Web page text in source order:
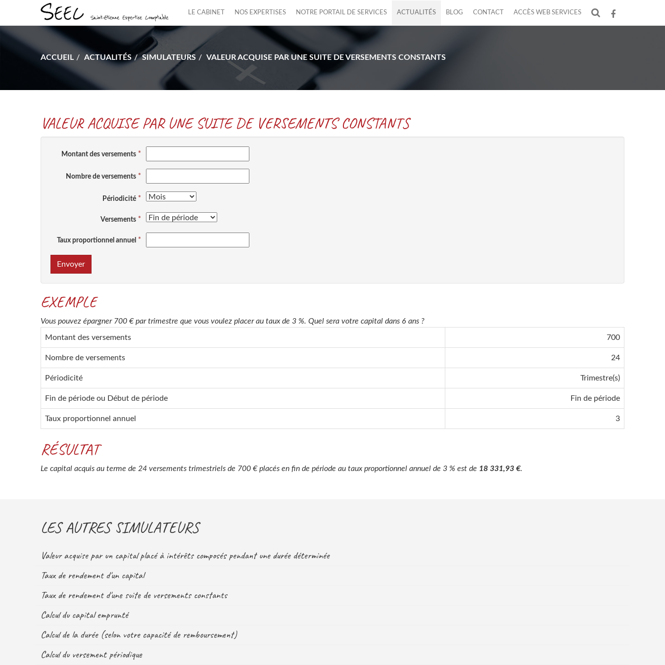
LE CABINET NOS EXPERTISES NOTRE PORTAIL DE SERVICES ACTUALITÉS BLOG CONTACT ACCÈS WEB SERVICES F
ACCUEIL ACTUALITÉS SIMULATEURS VALEUR ACQUISE PAR UNE SUITE DE VERSEMENTS CONSTANTS
VALEUR ACQUISE PAR UNE SUITE DE VERSEMENTS CONSTANTS
Montant des versements
Nombre de versements
Périodicité
Versements
Taux proportionnel annuel
Envoyer
EXEMPLE
Vous pouvez épargner 700 € par trimestre que vous voulez placer au taux de 3 %. Quel sera votre capital dans 6 ans ?
Montant des versements 700
Nombre de versements 24
Périodicité Trimestre(s)
Fin de période ou Début de période Fin de période
Taux proportionnel annuel 3
RÉSULTAT
Le capital acquis au terme de 24 versements trimestriels de 700 € placés en fin de période au taux proportionnel annuel de 3 % est de 18 331,93 €.
LES AUTRES SIMULATEURS
Valeur acquise par un capital placé à intérêts composés pendant une durée déterminée
Taux de rendement d'un capital
Taux de rendement d'une suite de versements constants
Calcul du capital emprunté
Calcul de la durée (selon votre capacité de remboursement)
Calcul du versement périodique